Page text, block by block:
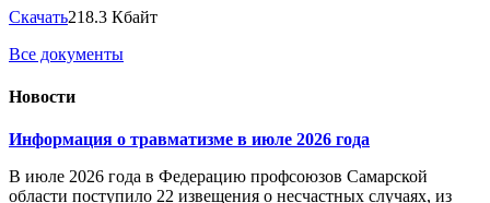
Скачать218.3 Кбайт
Все документы
Новости
Информация о травматизме в июле 2026 года
В июле 2026 года в Федерацию профсоюзов Самарской
области поступило 22 извещения о несчастных случаях, из